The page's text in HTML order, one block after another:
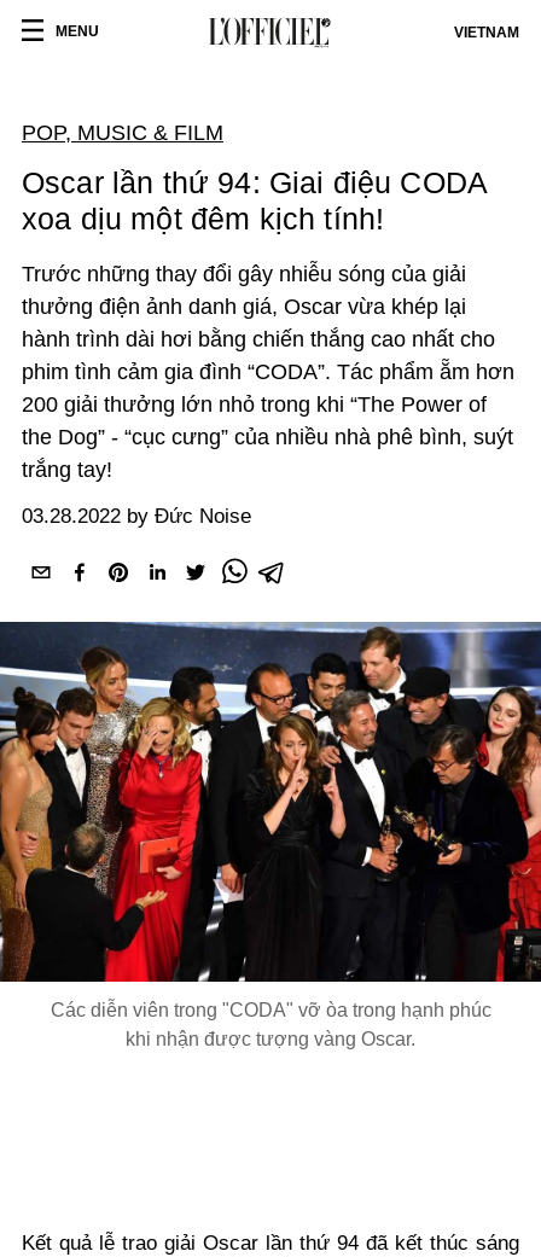
MENU VIETNAM
POP, MUSIC & FILM
Oscar lần thứ 94: Giai điệu CODA
xoa dịu một đêm kịch tính!
Trước những thay đổi gây nhiễu sóng của giải
thưởng điện ảnh danh giá, Oscar vừa khép lại
hành trình dài hơi bằng chiến thắng cao nhất cho
phim tình cảm gia đình “CODA”. Tác phẩm ẵm hơn
200 giải thưởng lớn nhỏ trong khi “The Power of
the Dog” - “cục cưng” của nhiều nhà phê bình, suýt
trắng tay!
03.28.2022 by Đức Noise
Các diễn viên trong "CODA" vỡ òa trong hạnh phúc
khi nhận được tượng vàng Oscar.
Kết quả lễ trao giải Oscar lần thứ 94 đã kết thúc sáng